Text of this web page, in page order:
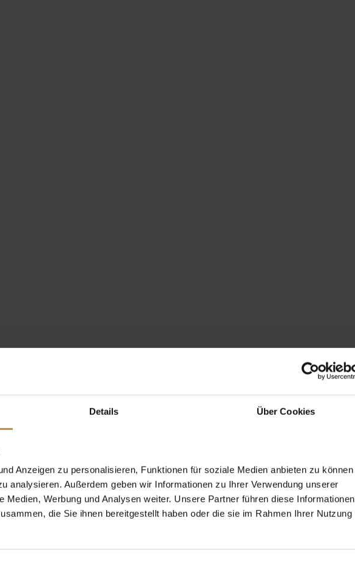
Details Über Cookies
Anzeigen zu personalisieren, Funktionen für soziale Medien anbieten zu können
analysieren. Außerdem geben wir Informationen zu Ihrer Verwendung unserer
Medien, Werbung und Analysen weiter. Unsere Partner führen diese Informationen
die Sie ihnen bereitgestellt haben oder die sie im Rahmen Ihrer Nutzung